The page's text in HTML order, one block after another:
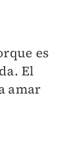
es
El
amar